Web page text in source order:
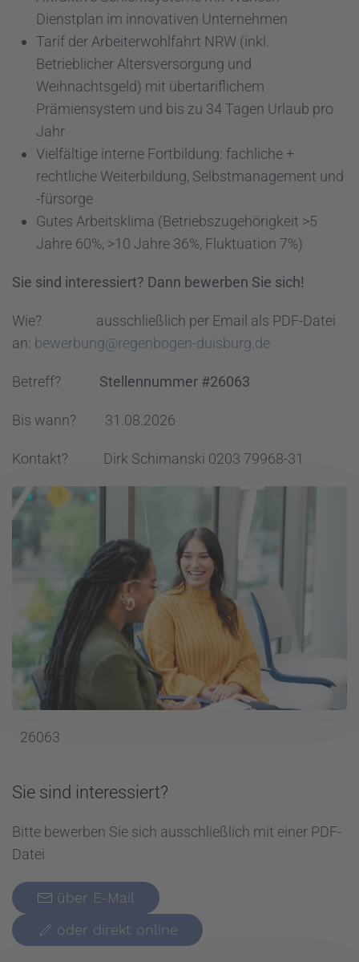
Dienstplan im innovativen Unternehmen
Tarif der Arbeiterwohlfahrt NRW (inkl.
Betrieblicher Altersversorgung und
Weihnachtsgeld) mit übertariflichem
Prämiensystem und bis zu 34 Tagen Urlaub pro
Jahr
Vielfältige interne Fortbildung: fachliche +
rechtliche Weiterbildung, Selbstmanagement und
-fürsorge
Gutes Arbeitsklima (Betriebszugehörigkeit >5
Jahre 60%, >10 Jahre 36%, Fluktuation 7%)
Sie sind interessiert? Dann bewerben Sie sich!
Wie? ausschließlich per Email als PDF-Datei
an: bewerbung@regenbogen-duisburg.de
Betreff? Stellennummer #26063
Bis wann? 31.08.2026
Kontakt? Dirk Schimanski 0203 79968-31
26063
Sie sind interessiert?
Bitte bewerben Sie sich ausschließlich mit einer PDF-
Datei
über E-Mail
oder direkt online